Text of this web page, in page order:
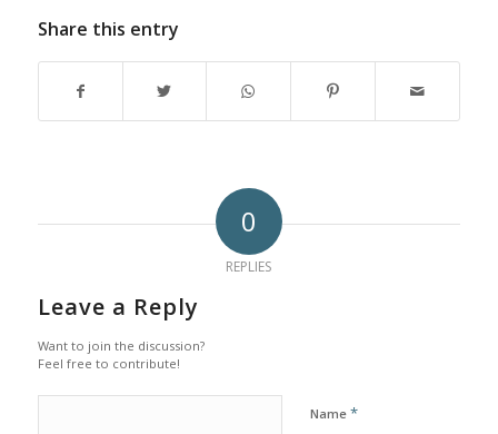
Share this entry
0
REPLIES
Leave a Reply
Want to join the discussion?
Feel free to contribute!
Name *